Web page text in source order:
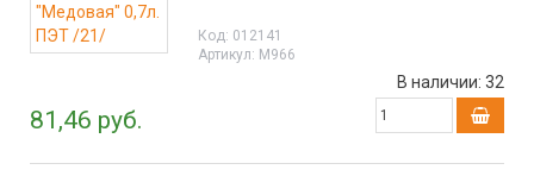
Код: 012141
Артикул: М966
81,46 руб.
В наличии: 32